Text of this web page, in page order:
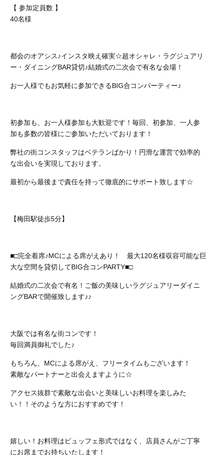
【 参加定員数 】
40名様
都会のオアシス♪インスタ映え確実☆超オシャレ・ラグジュアリ
ー・ダイニングBAR貸切♪結婚式の二次会で有名な会場！
お一人様でもお気軽に参加できるBIG合コンパーティー♪
初参加も、お一人様参加も大歓迎です！毎回、初参加、一人参
加も多数の皆様にご参加いただいております！
弊社の街コンスタッフはベテランばかり！円滑な運営で効率的
な出会いを実現しております。
最初から最後まで責任を持って徹底的にサポート致します☆
【梅田駅徒歩5分】
■□完全着席♪MCによる席がえあり！ 最大120名様収容可能な巨
大な空間を貸切してBIG合コンPARTY■□
結婚式の二次会で有名！ご飯の美味しいラグジュアリーダイニ
ングBARで開催致します♪♪
大阪では有名な街コンです！
毎回満員御礼でした♪
もちろん、MCによる席がえ、フリータイムもございます！
素敵なパートナーと出会えますように☆
アクセス抜群で素敵な出会いと美味しいお料理を楽しみた
い！！そのような方におすすめです！
嬉しい！お料理はビュッフェ形式ではなく、店員さんがご丁寧
にお席までお持ちいたします！